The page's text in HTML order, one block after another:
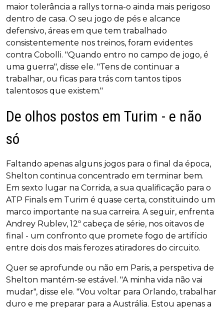
maior tolerância a rallys torna-o ainda mais perigoso
dentro de casa. O seu jogo de pés e alcance
defensivo, áreas em que tem trabalhado
consistentemente nos treinos, foram evidentes
contra Cobolli. "Quando entro no campo de jogo, é
uma guerra", disse ele. "Tens de continuar a
trabalhar, ou ficas para trás com tantos tipos
talentosos que existem."
De olhos postos em Turim - e não
só
Faltando apenas alguns jogos para o final da época,
Shelton continua concentrado em terminar bem.
Em sexto lugar na Corrida, a sua qualificação para o
ATP Finals em Turim é quase certa, constituindo um
marco importante na sua carreira. A seguir, enfrenta
Andrey Rublev, 12º cabeça de série, nos oitavos de
final - um confronto que promete fogo de artifício
entre dois dos mais ferozes atiradores do circuito.
Quer se aprofunde ou não em Paris, a perspetiva de
Shelton mantém-se estável. "A minha vida não vai
mudar", disse ele. "Vou voltar para Orlando, trabalhar
duro e me preparar para a Austrália. Estou apenas a